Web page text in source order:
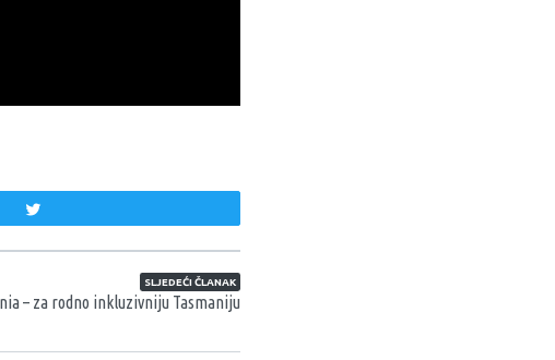
SLJEDEĆI ČLANAK
– za rodno inkluzivniju Tasmaniju